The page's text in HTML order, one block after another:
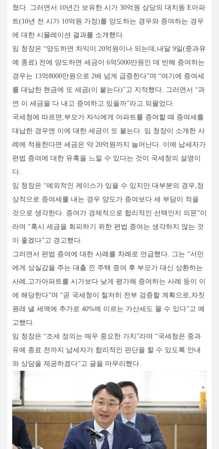
쳤다. 그러면서 10년간 보유한 시가 30억원 상당의 대치동 E아파
트(10년 전 시가 10억원 가정)를 양도하는 경우와 증여하는 경우
에 대한 시뮬레이션 결과를 소개했다.
임 청장은 “양도하면 차익이 20억원이나 되는데,내달 9일(중과유
예 종료) 전에 양도하면 세금이 6억5000만원인 데 반해 증여하는
경우는 13억8000만원으로 2배 넘게 급증한다”며 “여기에 증여세
를 대납한 현금에 또 세금(이 붙는다)”고 지적했다. 그러면서 “과
연 이 세금을 다 내고 증여하고 있을까”라고 되물었다.
국세청에 따르면,부모가 자식에게 아파트를 증여할 때 증여세를
대납한 경우엔 이에 대한 세금이 또 붙는다. 임 청장이 소개한 사
례에 적용한다면 세금은 약 20억원까지 늘어난다. 이에 납세자가
편법 증여에 대한 유혹을 느낄 수 있다는 것이 국세청의 설명이
다.
임 청장은 “예외적인 케이스가 있을 수 있지만 대부분의 경우,정
상적으로 증여세를 내는 경우 양도가 증여보다 세 부담이 적을
것으로 생각한다. 증여가 경제적으로 합리적인 선택인지 의문”이
라며 “혹시 세금을 회피하기 위한 편법 증여는 생각하지 않는 것
이 좋겠다”고 경고했다.
그러면서 편법 증여에 대한 사례를 차례로 언급했다. 그는 “서민
에게 상실감을 주는 대출 낀 주택 증여 후 부모가 대신 상환하는
사례,고가아파트를 시가보다 낮게 평가해 증여하는 사례 등이 이
에 해당한다”며 “곧 국세청이 철저히 전부 검증할 계획으로,자칫
원래 낼 세액에 추가로 40%에 이르는 가산세도 물 수 있다”고 예
고했다.
임 청장은 “조세 정의는 매우 중요한 가치”라며 “국세청은 중과
유예 종료 전까지 납세자가 합리적인 판단을 할 수 있도록 안내
와 상담을 제공하겠다”고 글을 마무리했다.